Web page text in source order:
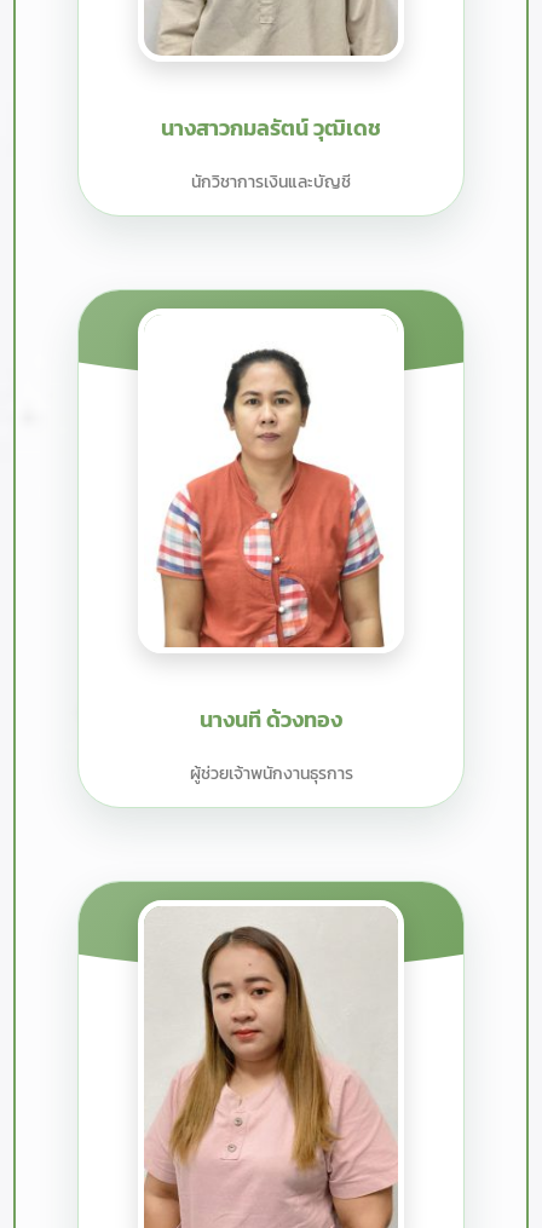
นางสาวกมลรัตน์ วุฒิเดช
นักวิชาการเงินและบัญชี
นางนที ด้วงทอง
ผู้ช่วยเจ้าพนักงานธุรการ